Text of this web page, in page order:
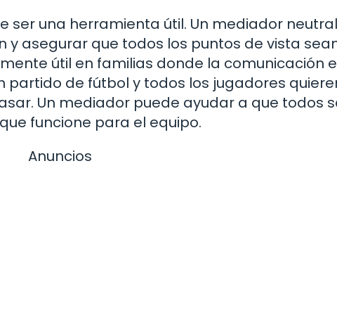
ser una herramienta útil. Un mediador neutral
y asegurar que todos los puntos de vista
útil en familias donde la comunicación
de fútbol y todos los jugadores
Un mediador puede ayudar a que todos
funcione para el equipo.
Anuncios